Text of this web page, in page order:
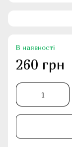
В наявності
260 грн